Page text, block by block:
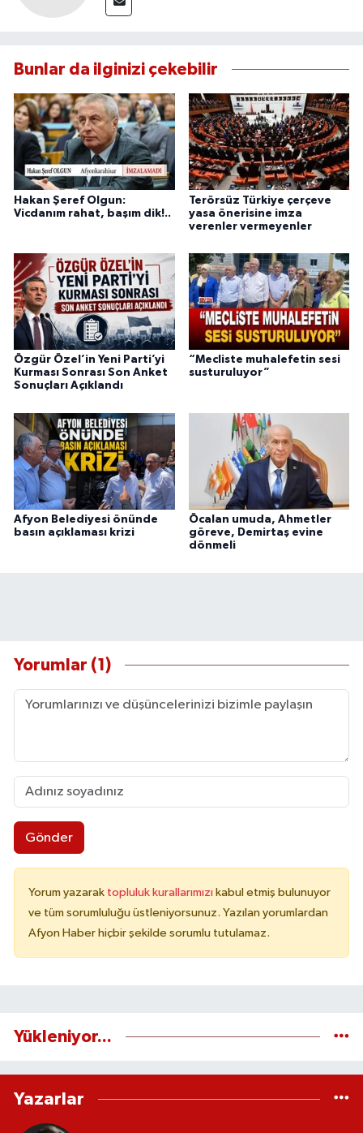
Bunlar da ilginizi çekebilir
Hakan Şeref Olgun:
Vicdanım rahat, başım dik!..
Terörsüz Türkiye çerçeve
yasa önerisine imza
verenler vermeyenler
Özgür Özel’in Yeni Parti’yi
Kurması Sonrası Son Anket
Sonuçları Açıklandı
“Mecliste muhalefetin sesi
susturuluyor”
Afyon Belediyesi önünde
basın açıklaması krizi
Öcalan umuda, Ahmetler
göreve, Demirtaş evine
dönmeli
Yorumlar (1)
Gönder
Yorum yazarak topluluk kurallarımızı kabul etmiş bulunuyor
ve tüm sorumluluğu üstleniyorsunuz. Yazılan yorumlardan
Afyon Haber hiçbir şekilde sorumlu tutulamaz.
Yükleniyor...
Yazarlar